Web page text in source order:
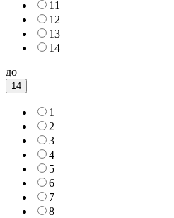
11
12
13
14
до
14
1
2
3
4
5
6
7
8